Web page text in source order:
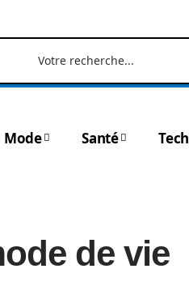
Mode Santé Tech
de vie